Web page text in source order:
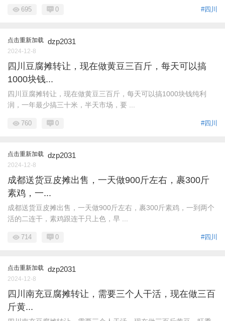
#四川
695 0
点击重新加载 dzp2031
2024-12-8
四川豆腐摊转让，现在做黄豆三百斤，每天可以搞
1000块钱...
四川豆腐摊转让，现在做黄豆三百斤，每天可以搞1000块钱纯利
润，一年最少搞三十米，半天市场，要 ...
#四川
760 0
点击重新加载 dzp2031
2024-12-8
成都送货豆皮摊出售，一天做900斤左右，裹300斤
素鸡，一...
成都送货豆皮摊出售，一天做900斤左右，裹300斤素鸡，一到两个
活的二连干，素鸡跟连干只上色，早 ...
#四川
714 0
点击重新加载 dzp2031
2024-12-8
四川南充豆腐摊转让，需要三个人干活，现在做三百
斤黄...